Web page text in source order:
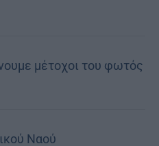
μέτοχοι του φωτός
Ναού